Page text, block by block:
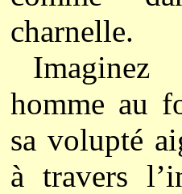
charnelle.
homme au
sa volupté
à travers